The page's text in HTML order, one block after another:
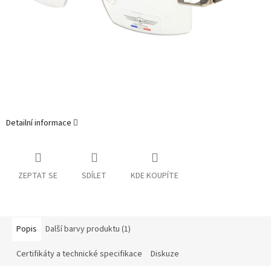
Detailní informace
ZEPTAT SE SDÍLET KDE KOUPÍTE
Popis Další barvy produktu (1)
Certifikáty a technické specifikace Diskuze